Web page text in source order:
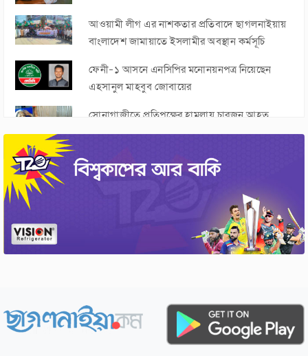
আওয়ামী লীগ এর নাশকতার প্রতিবাদে ছাগলনাইয়ায়
বাংলাদেশ জামায়াতে ইসলামীর অবস্থান কর্মসূচি
ফেনী-১ আসনে এনসিপির মনোনয়নপত্র নিয়েছেন
এহসানুল মাহবুব জোবায়ের
সোনাগাজীতে প্রতিপক্ষের হামলায় চারজন আহত
ফেনী জেলাকে চট্টগ্রাম বিভাগে রাখার দাবিতে
মানববন্ধন ও সমাবেশ
নোয়াখালীর সুবর্ণচর চরজুবিলী অলি উল্যা সরকারি
প্রাথমিক বিদ্যালয়ের মাঠ উন্নয়ন কাজে অনিয়ম
সোনাগাজীতে ৩৫০ ভুয়া মুক্তিযোদ্ধার গেজেট বাতিলের
সভাপতি নির্বাচিত
ডাকসু নির্বাচনে কে কোন পদে জয়ী হলেন